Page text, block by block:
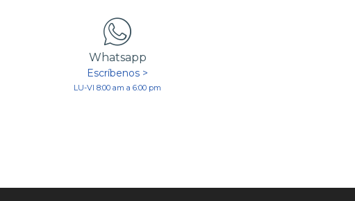
Whatsapp
Escríbenos >
LU-VI 8:00 am a 6:00 pm